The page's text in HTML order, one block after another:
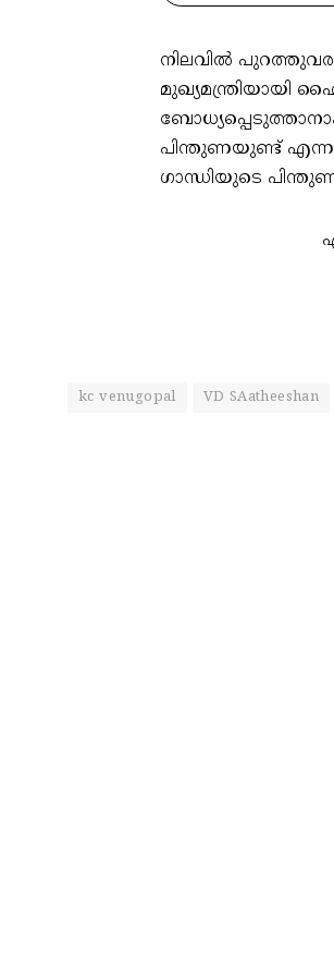
നിലവിൽ
മുഖ്യമന്ത്രിയായി
പിന്തുണയുണ്ട്
ഗാന്ധിയുടെ
kc venugopal VD SAatheeshan